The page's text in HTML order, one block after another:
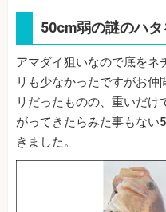
50cm弱の謎のハ
アマダイ狙いなので底をネ
リも少なかったですがお仲
リだったものの、重いだ
がってきたらみた事もな
きました。